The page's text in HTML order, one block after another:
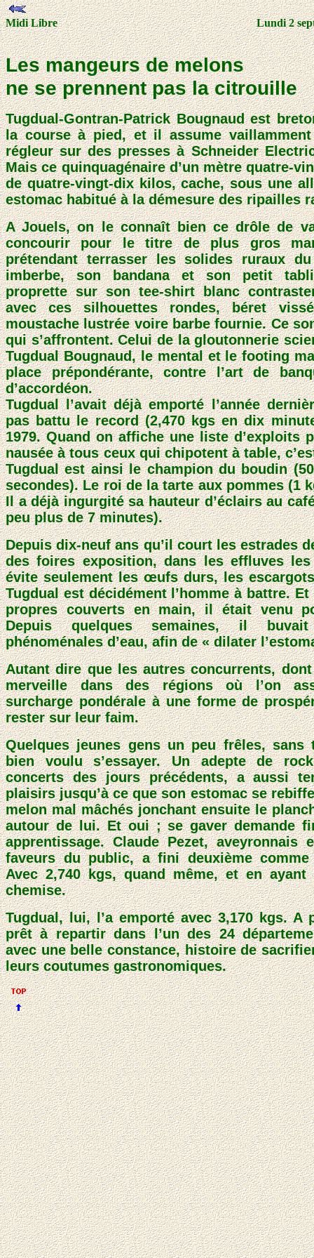
Midi Libre Lundi 2
Les mangeurs de melons
ne se prennent pas la citrouille
Tugdual-Gontran-Patrick Bougnaud est
la course à pied, et il assume
régleur sur des presses à Schneider
Mais ce quinquagénaire d’un mètre quatre-
de quatre-vingt-dix kilos, cache, sous une
estomac habitué à la démesure des ripailles
A Jouels, on le connaît bien ce drôle de
concourir pour le titre de plus gros
prétendant terrasser les solides ruraux
imberbe, son bandana et son petit
proprette sur son tee-shirt blanc
avec ces silhouettes rondes, béret
moustache lustrée voire barbe fournie. Ce
qui s’affrontent. Celui de la gloutonnerie
Tugdual Bougnaud, le mental et le footing
place prépondérante, contre l’art de
d’accordéon.
Tugdual l’avait déjà emporté l’année
pas battu le record (2,470 kgs en dix
1979. Quand on affiche une liste d’exploits
nausée à tous ceux qui chipotent à table,
Tugdual est ainsi le champion du boudin
secondes). Le roi de la tarte aux pommes (1
Il a déjà ingurgité sa hauteur d’éclairs au
peu plus de 7 minutes).
Depuis dix-neuf ans qu’il court les estrades
des foires exposition, dans les effluves
évite seulement les œufs durs, les
Tugdual est décidément l’homme à battre.
propres couverts en main, il était venu
Depuis quelques semaines, il
phénoménales d’eau, afin de « dilater
Autant dire que les autres concurrents,
merveille dans des régions où l’on
surcharge pondérale à une forme de
rester sur leur faim.
Quelques jeunes gens un peu frêles,
bien voulu s’essayer. Un adepte de
concerts des jours précédents, a aussi
plaisirs jusqu’à ce que son estomac se
melon mal mâchés jonchant ensuite le
autour de lui. Et oui ; se gaver demande
apprentissage. Claude Pezet, aveyronnais
faveurs du public, a fini deuxième comme
Avec 2,740 kgs, quand même, et en
chemise.
Tugdual, lui, l’a emporté avec 3,170 kgs. A
prêt à repartir dans l’un des 24
avec une belle constance, histoire de
leurs coutumes gastronomiques.